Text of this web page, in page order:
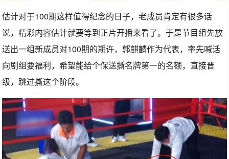
估计对于100期这样值得纪念的日子，老成员肯定有很多话
说，精彩内容估计就要等到正片开播来看了。于是节目组先放
送出一组新成员对100期的期许，郭麒麟作为代表，率先喊话
向剧组要福利，希望能给个保送撕名牌第一的名额，直接晋
级，跳过撕这个阶段。